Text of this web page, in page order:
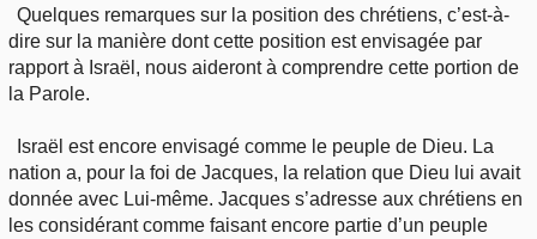
Quelques remarques sur la position des chrétiens, c’est-à-
dire sur la manière dont cette position est envisagée par
rapport à Israël, nous aideront à comprendre cette portion de
la Parole.
Israël est encore envisagé comme le peuple de Dieu. La
nation a, pour la foi de Jacques, la relation que Dieu lui avait
donnée avec Lui-même. Jacques s’adresse aux chrétiens en
les considérant comme faisant encore partie d’un peuple